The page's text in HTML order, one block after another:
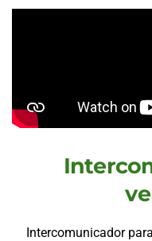
Intercomunicador